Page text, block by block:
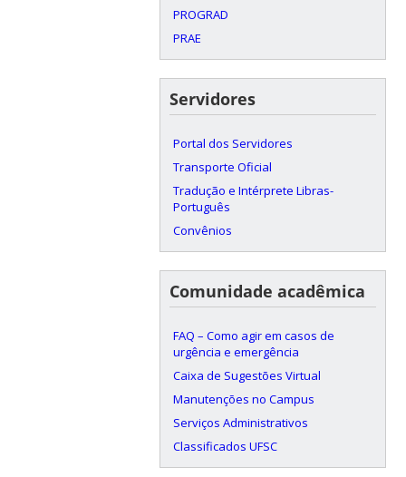
PROGRAD
PRAE
Servidores
Portal dos Servidores
Transporte Oficial
Tradução e Intérprete Libras-
Português
Convênios
Comunidade acadêmica
FAQ – Como agir em casos de
urgência e emergência
Caixa de Sugestões Virtual
Manutenções no Campus
Serviços Administrativos
Classificados UFSC